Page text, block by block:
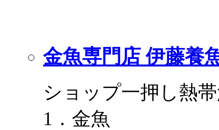
金魚専門店 伊藤養
ショップ一押し熱
1．金魚